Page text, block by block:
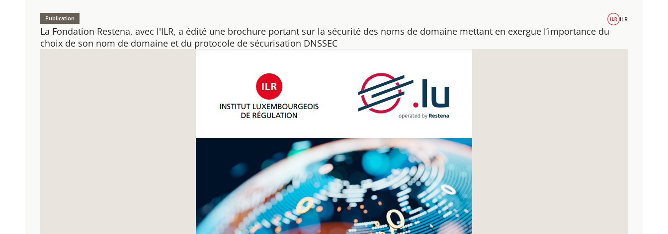
La Fondation Restena, avec l'ILR, a édité une brochure portant sur la sécurité des noms de domaine mettant en exergue l’importance du
choix de son nom de domaine et du protocole de sécurisation DNSSEC​
Publication ILR